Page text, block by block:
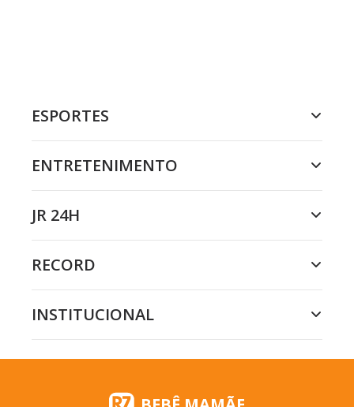
ESPORTES
ENTRETENIMENTO
JR 24H
RECORD
INSTITUCIONAL